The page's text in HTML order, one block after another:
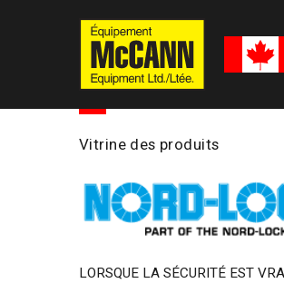
Vitrine des produits
LORSQUE LA SÉCURITÉ EST